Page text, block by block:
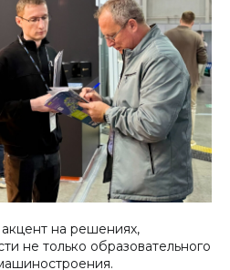
на решениях,
не только образовательного